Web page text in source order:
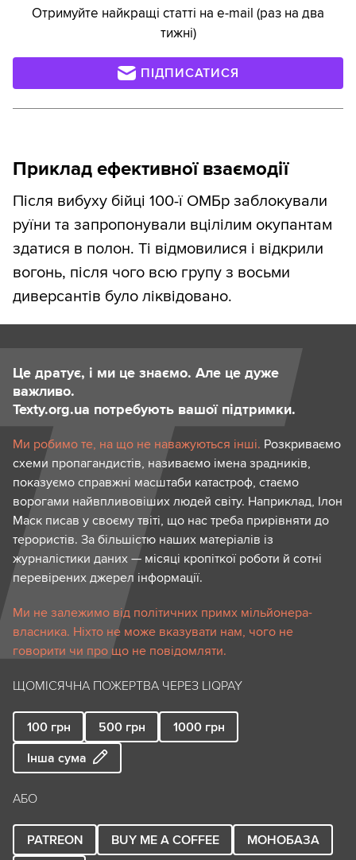
Отримуйте найкращі статті на e-mail (раз на два
тижні)
ПІДПИСАТИСЯ
Приклад ефективної взаємодії
Після вибуху бійці 100-ї ОМБр заблокували
руїни та запропонували вцілілим окупантам
здатися в полон. Ті відмовилися і відкрили
вогонь, після чого всю групу з восьми
диверсантів було ліквідовано.
Це дратує, і ми це знаємо. Але це дуже
важливо.
Texty.org.ua потребують вашої підтримки.
Ми робимо те, на що не наважуються інші. Розкриваємо
схеми пропагандистів, називаємо імена зрадників,
показуємо справжні масштаби катастроф, стаємо
ворогами найвпливовіших людей світу. Наприклад, Ілон
Маск писав у своєму твіті, що нас треба прирівняти до
терористів. За більшістю наших матеріалів із
журналістики даних — місяці кропіткої роботи й сотні
перевірених джерел інформації.
Ми не залежимо від політичних примх мільйонера-
власника. Ніхто не може вказувати нам, чого не
говорити чи про що не повідомляти.
ЩОМІСЯЧНА ПОЖЕРТВА ЧЕРЕЗ LIQPAY
100 грн 500 грн 1000 грн
Інша сума
АБО
PATREON BUY ME A COFFEE
МОНОБАЗА